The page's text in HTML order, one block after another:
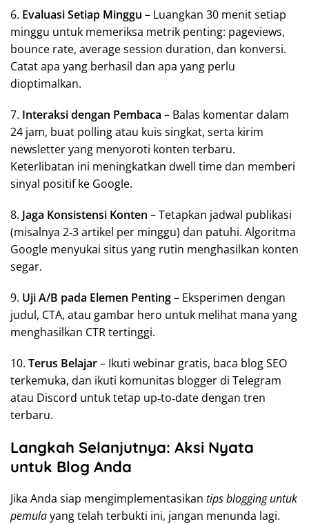
6. Evaluasi Setiap Minggu – Luangkan 30 menit setiap
minggu untuk memeriksa metrik penting: pageviews,
bounce rate, average session duration, dan konversi.
Catat apa yang berhasil dan apa yang perlu
dioptimalkan.
7. Interaksi dengan Pembaca – Balas komentar dalam
24 jam, buat polling atau kuis singkat, serta kirim
newsletter yang menyoroti konten terbaru.
Keterlibatan ini meningkatkan dwell time dan memberi
sinyal positif ke Google.
8. Jaga Konsistensi Konten – Tetapkan jadwal publikasi
(misalnya 2‑3 artikel per minggu) dan patuhi. Algoritma
Google menyukai situs yang rutin menghasilkan konten
segar.
9. Uji A/B pada Elemen Penting– Eksperimen dengan
judul, CTA, atau gambar hero untuk melihat mana yang
menghasilkan CTR tertinggi.
10. Terus Belajar– Ikuti webinar gratis, baca blog SEO
terkemuka, dan ikuti komunitas blogger di Telegram
atau Discord untuk tetap up‑to‑date dengan tren
terbaru.
Langkah Selanjutnya: Aksi Nyata
untuk Blog Anda
Jika Anda siap mengimplementasikan tips blogging untuk
pemulayang telah terbukti ini, jangan menunda lagi.